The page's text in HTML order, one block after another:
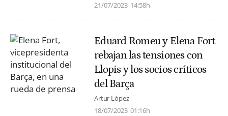
21/07/2023 14:58h
Eduard Romeu y Elena Fort
rebajan las tensiones con
Llopis y los socios críticos
del Barça
Artur López
18/07/2023 01:16h